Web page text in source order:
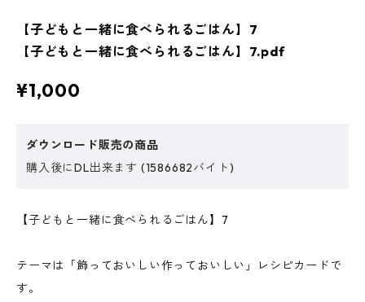
【子どもと一緒に食べられるごはん】7
【子どもと一緒に食べられるごはん】7.pdf
¥1,000
ダウンロード販売の商品
購入後にDL出来ます (1586682バイト)
【子どもと一緒に食べられるごはん】7
テーマは「飾っておいしい作っておいしい」レシピカードで
す。